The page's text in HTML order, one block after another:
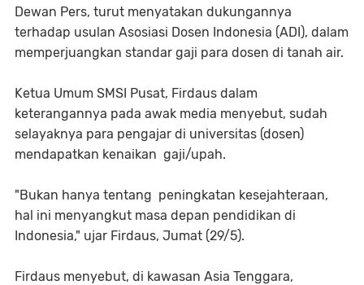
Dewan Pers, turut menyatakan dukungannya
terhadap usulan Asosiasi Dosen Indonesia (ADI), dalam
memperjuangkan standar gaji para dosen di tanah air.
Ketua Umum SMSI Pusat, Firdaus dalam
keterangannya pada awak media menyebut, sudah
selayaknya para pengajar di universitas (dosen)
mendapatkan kenaikan gaji/upah.
"Bukan hanya tentang peningkatan kesejahteraan,
hal ini menyangkut masa depan pendidikan di
Indonesia," ujar Firdaus, Jumat (29/5).
Firdaus menyebut, di kawasan Asia Tenggara,